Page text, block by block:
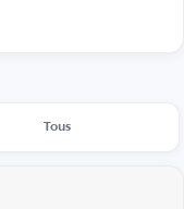
Tous